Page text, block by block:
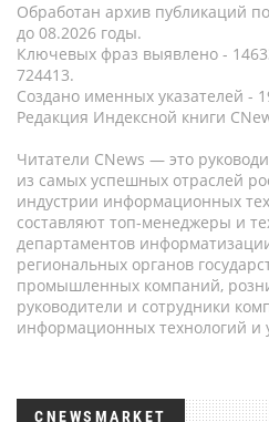
Обработан архив публикаций
до 08.2026 годы.
Ключевых фраз выявлено -
724413.
Создано именных указателей -
Редакция Индексной книги
Читатели CNews — это
из самых успешных отраслей
индустрии информационных
составляют топ-менеджеры и
департаментов
региональных органов
промышленных компаний,
руководители и сотрудники
информационных технологий и
CNEWSMARKET